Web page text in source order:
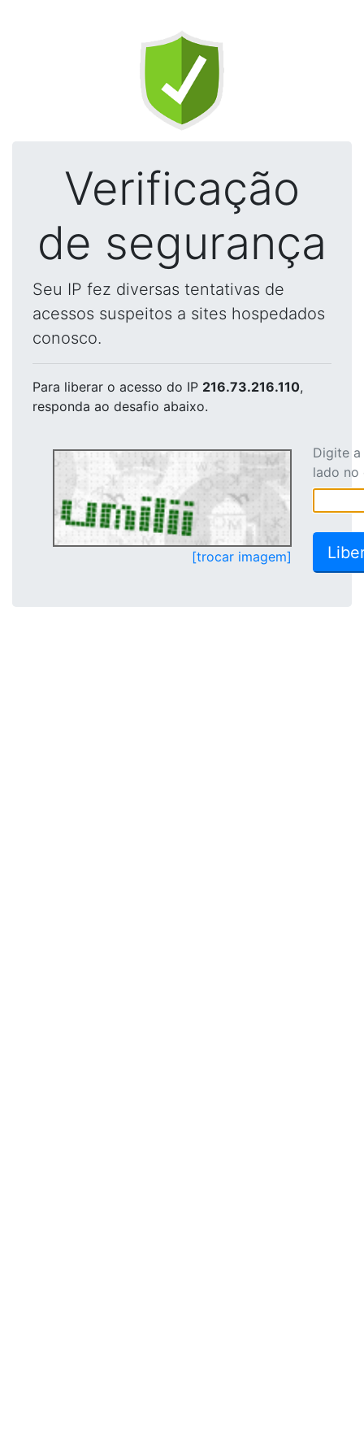
Verificação
de segurança
Seu IP fez diversas tentativas de
acessos suspeitos a sites hospedados
conosco.
Para liberar o acesso do IP 216.73.216.110,
responda ao desafio abaixo.
[trocar imagem]
Digite
lado no